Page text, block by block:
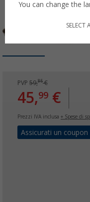
PVP 59,85€
45,99 €
Prezzi IVA inclusa + Spese di
Assicurati un
You can change the
SELECT